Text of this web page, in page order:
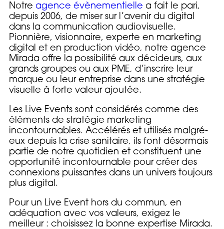
Notre agence évènementielle a fait le pari,
depuis 2006, de miser sur l’avenir du digital
dans la communication audiovisuelle.
Pionnière, visionnaire, experte en marketing
digital et en production vidéo, notre agence
Mirada offre la possibilité aux décideurs, aux
grands groupes ou aux PME, d’inscrire leur
marque ou leur entreprise dans une stratégie
visuelle à forte valeur ajoutée.
Les Live Events sont considérés comme des
éléments de stratégie marketing
incontournables. Accélérés et utilisés malgré-
eux depuis la crise sanitaire, ils font désormais
partie de notre quotidien et constituent une
opportunité incontournable pour créer des
connexions puissantes dans un univers toujours
plus digital.
Pour un Live Event hors du commun, en
adéquation avec vos valeurs, exigez le
meilleur : choisissez la bonne expertise Mirada.